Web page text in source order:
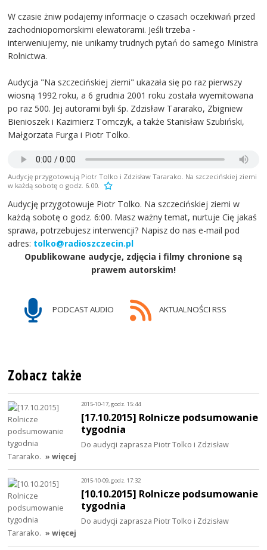
W czasie żniw podajemy informacje o czasach oczekiwań przed
zachodniopomorskimi elewatorami. Jeśli trzeba -
interweniujemy, nie unikamy trudnych pytań do samego Ministra
Rolnictwa.
Audycja "Na szczecińskiej ziemi" ukazała się po raz pierwszy
wiosną 1992 roku, a 6 grudnia 2001 roku została wyemitowana
po raz 500. Jej autorami byli śp. Zdzisław Tararako, Zbigniew
Bienioszek i Kazimierz Tomczyk, a także Stanisław Szubiński,
Małgorzata Furga i Piotr Tolko.
Audycję przygotowują Piotr Tolko i Zdzisław Tararako. Na szczecińskiej ziemi
w każdą sobotę o godz. 6.00.
Audycję przygotowuje Piotr Tolko. Na szczecińskiej ziemi w
każdą sobotę o godz. 6:00. Masz ważny temat, nurtuje Cię jakaś
sprawa, potrzebujesz interwencji? Napisz do nas e-mail pod
adres: tolko@radioszczecin.pl
Opublikowane audycje, zdjęcia i filmy chronione są
prawem autorskim!
PODCAST AUDIO AKTUALNOŚCI RSS
Zobacz także
2015-10-17, godz. 15:44
[17.10.2015] Rolnicze podsumowanie
tygodnia
Do audycji zaprasza Piotr Tolko i Zdzisław
Tararako. » więcej
2015-10-09, godz. 17:32
[10.10.2015] Rolnicze podsumowanie
tygodnia
Do audycji zaprasza Piotr Tolko i Zdzisław
Tararako. » więcej